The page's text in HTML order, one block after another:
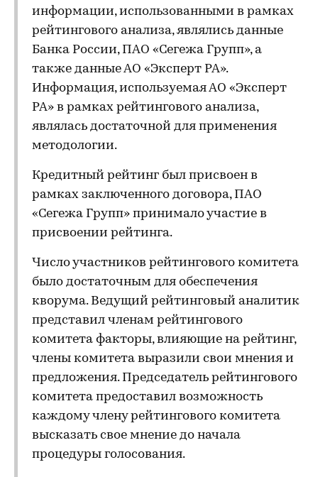
информации, использованными в рамках
рейтингового анализа, являлись данные
Банка России, ПАО «Сегежа Групп», а
также данные АО «Эксперт РА».
Информация, используемая АО «Эксперт
РА» в рамках рейтингового анализа,
являлась достаточной для применения
методологии.
Кредитный рейтинг был присвоен в
рамках заключенного договора, ПАО
«Сегежа Групп» принимало участие в
присвоении рейтинга.
Число участников рейтингового комитета
было достаточным для обеспечения
кворума. Ведущий рейтинговый аналитик
представил членам рейтингового
комитета факторы, влияющие на рейтинг,
члены комитета выразили свои мнения и
предложения. Председатель рейтингового
комитета предоставил возможность
каждому члену рейтингового комитета
высказать свое мнение до начала
процедуры голосования.